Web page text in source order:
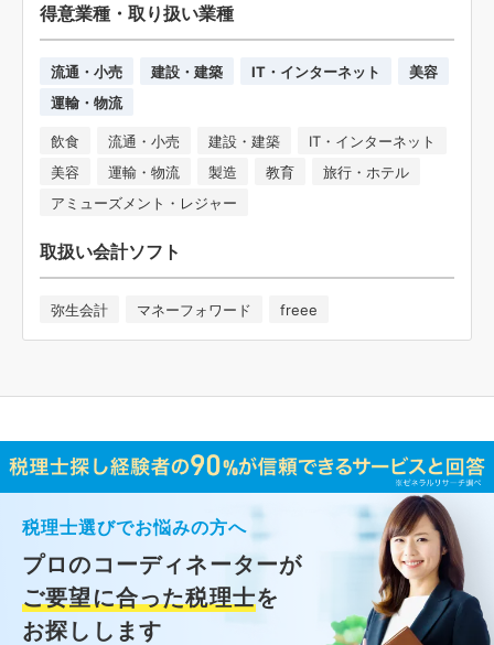
得意業種・取り扱い業種
流通・小売 建設・建築 IT・インターネット
美容
運輸・物流
飲食 流通・小売 建設・建築
IT・インターネット
美容
運輸・物流 製造 教育
旅行・ホテル
アミューズメント・レジャー
取扱い会計ソフト
弥生会計 マネーフォワード freee
税理士選びでお悩みの方へ
プロのコーディネーターが
ご要望に合った税理士を
お探しします